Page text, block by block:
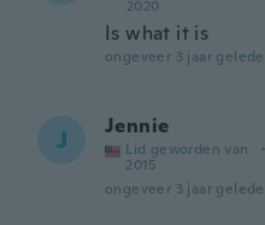
2020
Is what it is
ongeveer 3 jaar
J Jennie
Lid geworden van
2015
·
ongeveer 3 jaar